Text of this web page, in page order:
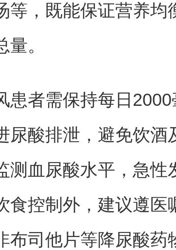
等，既能保证营养均
。
患者需保持每日2000
尿酸排泄，避免饮酒
测血尿酸水平，急性
食控制外，建议遵医
布司他片等降尿酸药